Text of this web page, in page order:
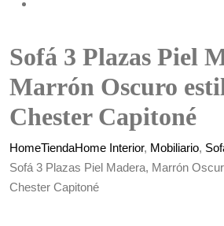
Sofá 3 Plazas Piel
Marrón Oscuro
Chester Capitoné
HomeTiendaHome Interior, Mobiliario,
Sofá 3 Plazas Piel Madera, Marrón
Chester Capitoné